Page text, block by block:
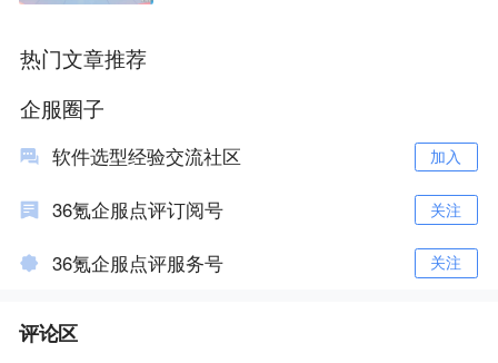
热门文章推荐
企服圈子
软件选型经验交流社区 加入
36氪企服点评订阅号 关注
36氪企服点评服务号 关注
评论区